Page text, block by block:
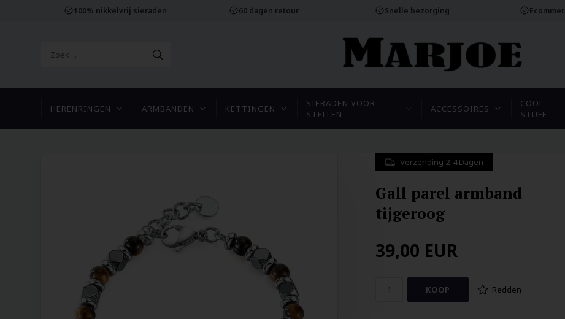
100% nikkelvrij sieraden 60 dagen retour Snelle bezorging
HERENRINGEN ARMBANDEN KETTINGEN
SIERADEN VOOR
STELLEN
ACCESSOIRES
COOL
STUFF
Verzending 2-4 Dagen
Gall parel armband
tijgeroog
39,00 EUR
Redden